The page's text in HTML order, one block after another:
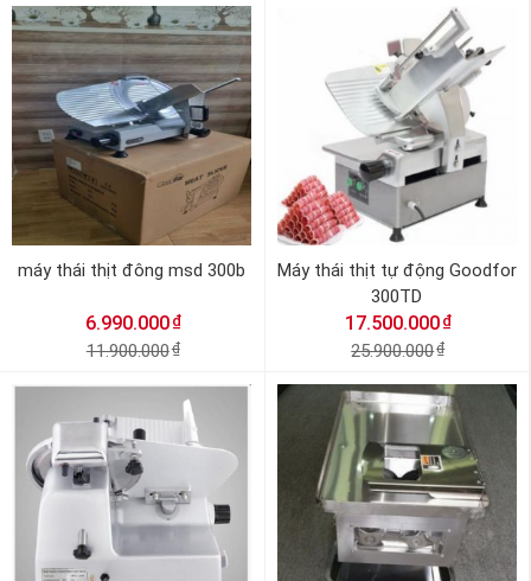
máy thái thịt đông msd 300b
6.990.000 ₫
11.900.000₫
Máy thái thịt tự động Goodfor
300TD
17.500.000 ₫
25.900.000₫